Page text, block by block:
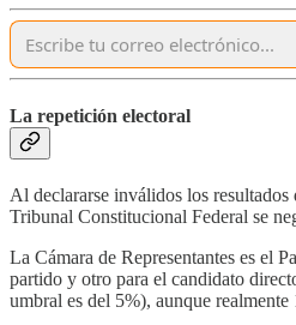
La repetición electoral
Al declararse inválidos los resultados
Tribunal Constitucional Federal se
La Cámara de Representantes es el
partido y otro para el candidato
umbral es del 5%), aunque realmente